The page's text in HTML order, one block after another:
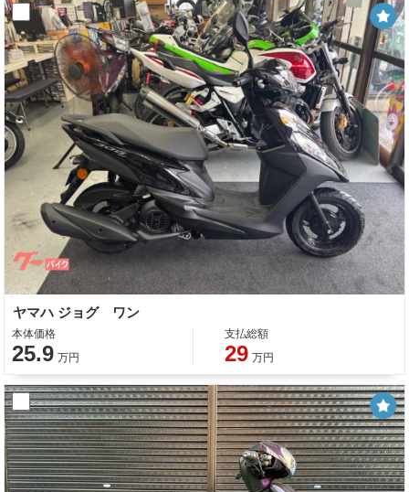
ヤマハ ジョグ ワン
本体価格
25.9 万円
支払総額
29 万円